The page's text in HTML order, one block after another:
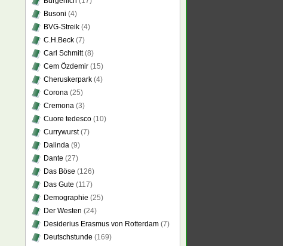
Busoni (4)
BVG-Streik (4)
C.H.Beck (7)
Carl Schmitt(8)
Cem Özdemir (15)
Cheruskerpark (4)
Corona (25)
Cremona (3)
Cuore tedesco (10)
Currywurst(7)
Dalinda (9)
Dante (27)
Das Böse (126)
Das Gute (117)
Demographie (25)
Der Westen (24)
Desiderius Erasmus von Rotterdam (7)
Deutschstunde (169)